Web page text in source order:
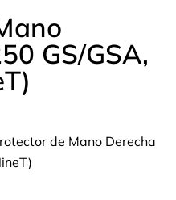
GS/GSA,
de Mano Derecha